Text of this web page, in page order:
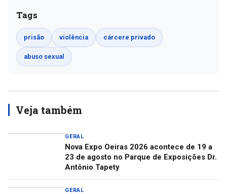
Tags
prisão violência cárcere privado
abuso sexual
Veja também
GERAL
Nova Expo Oeiras 2026 acontece de 19 a
23 de agosto no Parque de Exposições Dr.
Antônio Tapety
GERAL